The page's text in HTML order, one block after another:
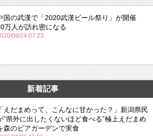
国の武漢で「2020武漢ビール祭り」が開催
万人が訪れ密になる
08/24 07:23
新着記事
「えだまめって、こんなに甘かった？」新潟県民
“県外に出したくないほど食べる”極上えだまめ
森のビアガーデンで実食